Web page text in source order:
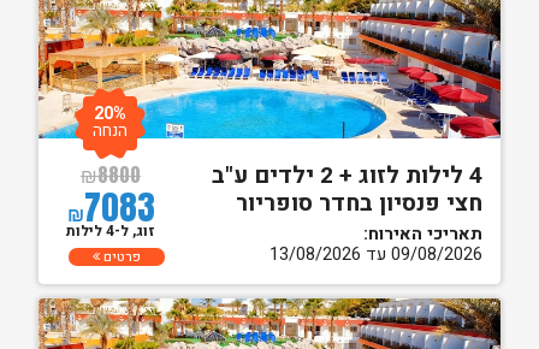
4 לילות לזוג + 2 ילדים ע"ב
חצי פנסיון בחדר סופריור
תאריכי האירוח:
09/08/2026 עד 13/08/2026
₪8800
₪7083
20%
הנחה
זוג, ל-4 לילות
פרטים